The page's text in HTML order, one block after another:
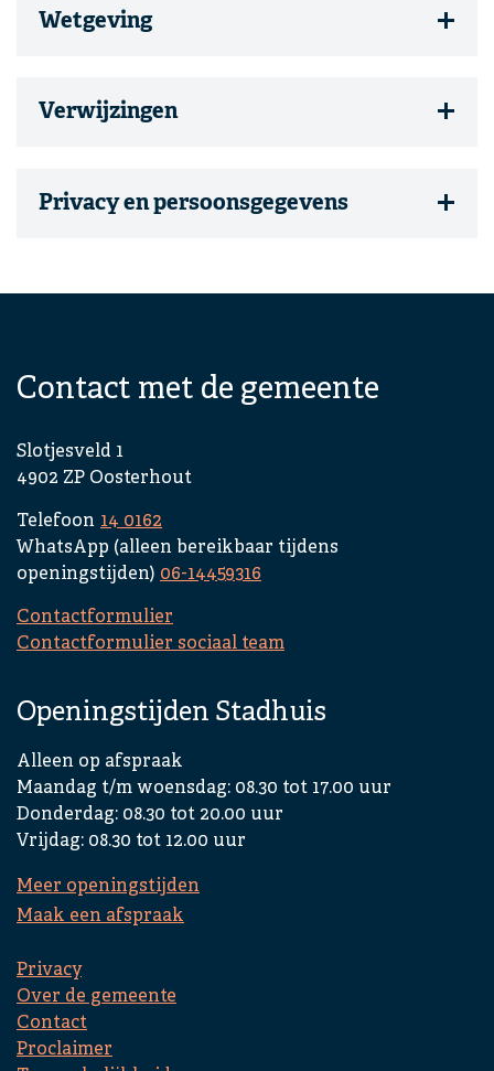
Wetgeving
Verwijzingen
Privacy en persoonsgegevens
i
n
i
e
m
i
s
i
n
e
l
a
p
t
Contact met de gemeente
Slotjesveld 1
4902 ZP Oosterhout
Telefoon 14 0162
WhatsApp (alleen bereikbaar tijdens
openingstijden) 06-14459316
Contactformulier
Contactformulier sociaal team
Openingstijden Stadhuis
Alleen op afspraak
Maandag t/m woensdag: 08.30 tot 17.00 uur
Donderdag: 08.30 tot 20.00 uur
Vrijdag: 08.30 tot 12.00 uur
Meer openingstijden
Maak een afspraak
Privacy
Over de gemeente
Contact
Proclaimer